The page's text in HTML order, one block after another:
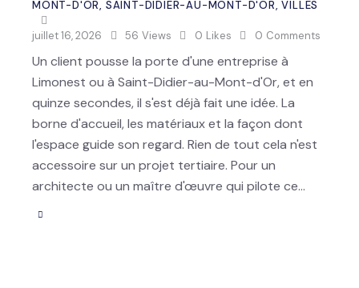
MONT-D'OR, SAINT-DIDIER-AU-MONT-D'OR,VILLES
juillet 16, 2026 56 Views 0 Likes 0 Comments
Un client pousse la porte d'une entreprise à
Limonest ou à Saint-Didier-au-Mont-d'Or, et en
quinze secondes, il s'est déjà fait une idée. La
borne d'accueil, les matériaux et la façon dont
l'espace guide son regard. Rien de tout cela n'est
accessoire sur un projet tertiaire. Pour un
architecte ou un maître d'œuvre qui pilote ce…